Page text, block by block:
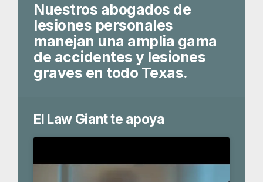
Nuestros abogados de
lesiones personales
manejan una amplia gama
de accidentes y lesiones
graves en todo Texas.
El Law Giant te apoya